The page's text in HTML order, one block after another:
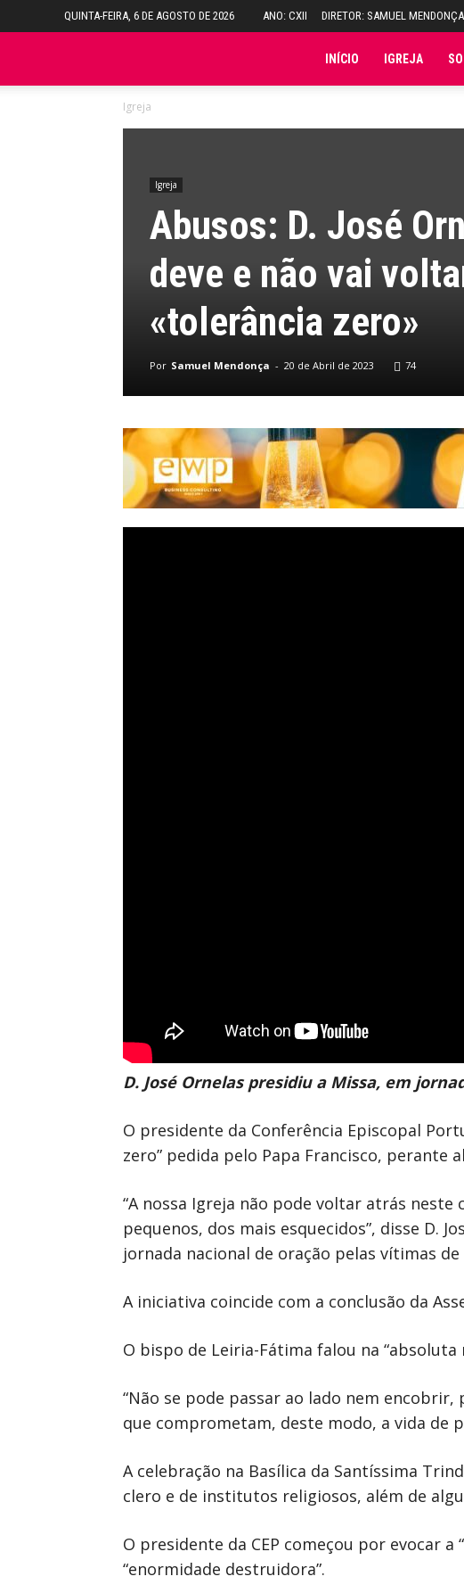
QUINTA-FEIRA, 6 DE AGOSTO DE 2026 ANO: CXII DIRETOR: SAMUEL MENDONÇA
INÍCIO IGREJA
Igreja
Igreja
Abusos: D. José
deve e não vai
«tolerância zero»
Por Samuel Mendonça - 20 de Abril de 2023 74
D. José Ornelas presidiu a Missa, em
O presidente da Conferência Episcopal
zero” pedida pelo Papa Francisco, perante
“A nossa Igreja não pode voltar atrás
pequenos, dos mais esquecidos”, disse D.
jornada nacional de oração pelas vítimas
A iniciativa coincide com a conclusão da
O bispo de Leiria-Fátima falou na
“Não se pode passar ao lado nem
que comprometam, deste modo, a vida de
A celebração na Basílica da Santíssima
clero e de institutos religiosos, além de
O presidente da CEP começou por evocar
“enormidade destruidora”.